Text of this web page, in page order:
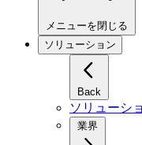
メニューを閉じる
ソリューション
Back
ソリューシ
業界